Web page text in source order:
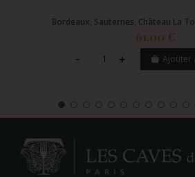
Bordeaux, Sauternes, Château La
61,00 €
Ajouter